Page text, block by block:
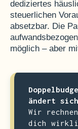
dediziertes
steuerlichen
absetzbar. Die
möglich – aber
ändert
Wir
dich